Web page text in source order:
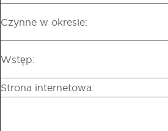
Czynne w okresie:
Wstęp:
Strona internetowa: